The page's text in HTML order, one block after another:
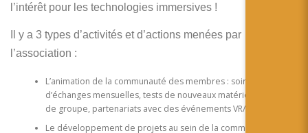
l’intérêt pour les technologies immersives !
Il y a 3 types d’activités et d’actions menées par
l’association :
L’animation de la communauté des membres : soirées
d’échanges mensuelles, tests de nouveaux matériels, sorties
de groupe, partenariats avec des événements VR/AR…
Le développement de projets au sein de la communauté :